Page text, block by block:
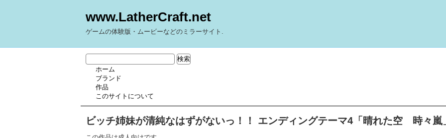
www.LatherCraft.net
ゲームの体験版・ムービーなどのミラーサイト.
ホーム
ブランド
作品
このサイトについて
ビッチ姉妹が清純なはずがないっ！！ エンディングテーマ4「晴れた空 時々嵐